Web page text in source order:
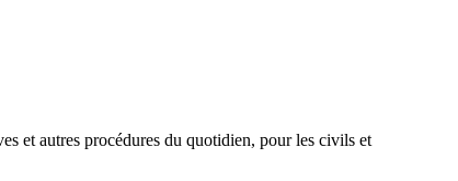
et autres procédures du quotidien, pour les civils et